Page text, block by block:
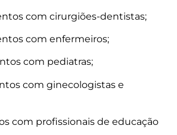
com cirurgiões-dentistas;
com enfermeiros;
com pediatras;
com ginecologistas e
com profissionais de educação